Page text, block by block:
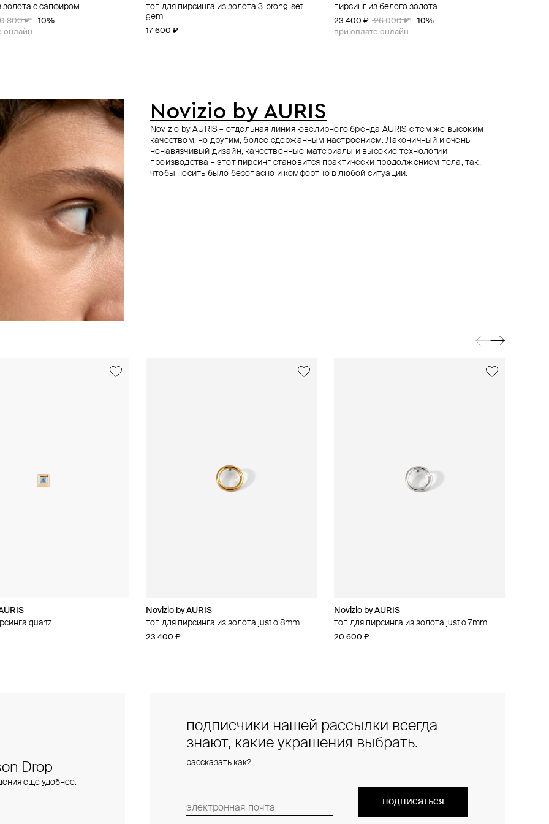
золота с сапфиром
800 ₽ −10%
онлайн
топ для пирсинга из золота 3-prong-set
gem
17 600 ₽
пирсинг из белого золота
23 400 ₽ 26 000 ₽ −10%
при оплате онлайн
из золота threeleaf
топ для пирсинга из золота 6-petal flower
22 500 ₽
пирсинг из белого золота с бриллиантом
18 320 ₽ 22 900 ₽ −20%
при оплате онлайн
из золота flower
пирсинг из белого золота с бриллиантами
22 600 ₽
пирсинг из белого золота с бриллиантами
16 590 ₽ 23 700 ₽ −30%
при оплате онлайн
из золота voltage
топ для пирсинга из золота phoenix left
17 800 ₽
топ для пирсинга из золота just o
23 400 ₽
Novizio by AURIS
Novizio by AURIS – отдельная линия ювелирного бренда AURIS с тем же высоким
качеством, но другим, более сдержанным настроением. Лаконичный и очень
ненавязчивый дизайн, качественные материалы и высокие технологии
производства – этот пирсинг становится практически продолжением тела, так,
чтобы носить было безопасно и комфортно в любой ситуации.
quartz
Novizio by AURIS
топ для пирсинга из золота just o 8mm
23 400 ₽
Novizio by AURIS
топ для пирсинга из золота just o 7mm
20 600 ₽
из золота amour contour
Novizio by AURIS
топ для пирсинга из золота line
14 500 ₽
подписчики нашей рассылки всегда
знают, какие украшения выбрать.
рассказать как?
подписаться
Drop
еще удобнее.